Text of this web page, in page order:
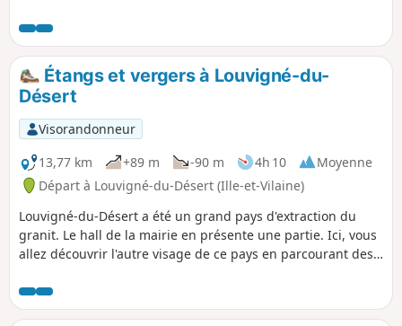
Pontmain est un lieu important de pèlerinage à Notre-Dame
de Pontmain qui est apparue à plusieurs enfants le 17
janvier 1871.
Étangs et vergers à Louvigné-du-
Désert
Visorandonneur
13,77 km
+89 m -90 m 4h 10
Moyenne
Départ à Louvigné-du-Désert (Ille-et-Vilaine)
Louvigné-du-Désert a été un grand pays d'extraction du
granit. Le hall de la mairie en présente une partie. Ici, vous
allez découvrir l'autre visage de ce pays en parcourant des
travail du textile. Haut lieu, aussi d'histoire, la chouannerie
n'est pas loin.